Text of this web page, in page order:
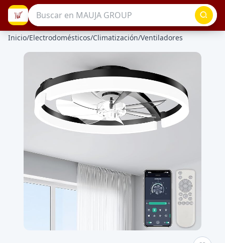
Inicio/Electrodomésticos/Climatización/Ventiladores